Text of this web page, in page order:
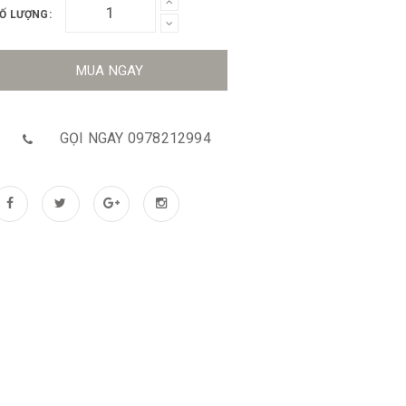
LƯỢNG:
MUA NGAY
GỌI NGAY 0978212994